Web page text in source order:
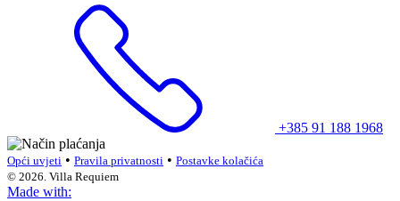
+385 91 188 1968
Opći uvjeti • Pravila privatnosti • Postavke kolačića
© 2026. Villa Requiem
Made with: